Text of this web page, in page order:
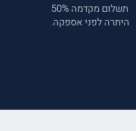
תשלום מקדמה 50%
היתרה לפני אספקה.